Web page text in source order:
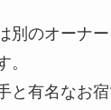
別のオーナ
。
と有名なお